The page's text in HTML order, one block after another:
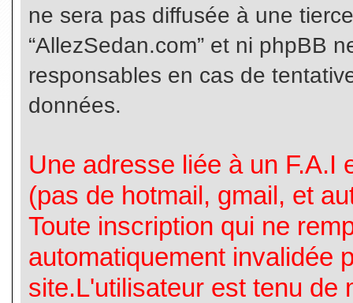
ne sera pas diffusée à une
“AllezSedan.com” et ni phpBB
responsables en cas de
données.
Une adresse liée à un F.A.I
(pas de hotmail, gmail, et
Toute inscription qui ne
automatiquement invalidée
site.L'utilisateur est tenu de